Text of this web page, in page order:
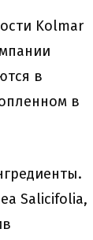
Kolmar
в
в
Salicifolia,